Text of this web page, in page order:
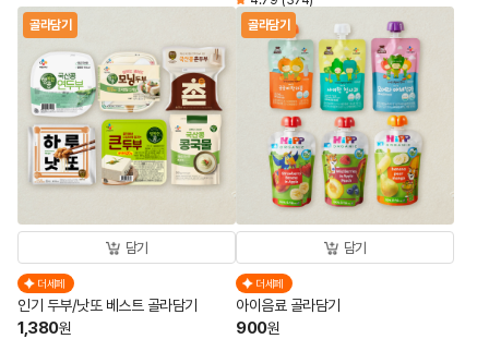
골라담기
담기
더세페
인기 두부/낫또 베스트 골라담기
1,380원
골라담기
담기
더세페
아이음료 골라담기
900원